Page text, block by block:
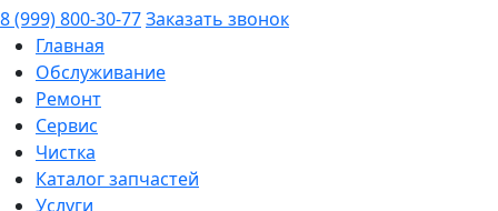
8 (999) 800-30-77Заказать звонок
Главная
Обслуживание
Ремонт
Сервис
Чистка
Каталог запчастей
Услуги